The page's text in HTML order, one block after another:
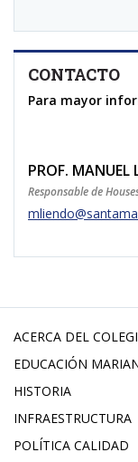
CONTACTO
Para mayor
PROF. MANUEL
Responsable de
ACERCA DEL
EDUCACIÓN
HISTORIA
INFRAESTRUCTURA
POLÍTICA CALIDAD